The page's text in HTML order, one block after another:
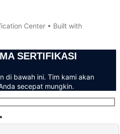
Center • Built with
SERTIFIKASI​
di bawah ini. Tim kami akan
secepat mungkin.